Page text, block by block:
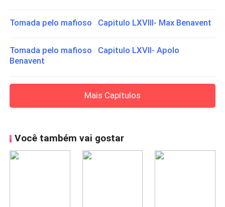
Tomada pelo mafioso Capitulo LXVIII- Max Benavent
Tomada pelo mafioso Capitulo LXVII- Apolo
Benavent
Mais Capítulos
Você também vai gostar